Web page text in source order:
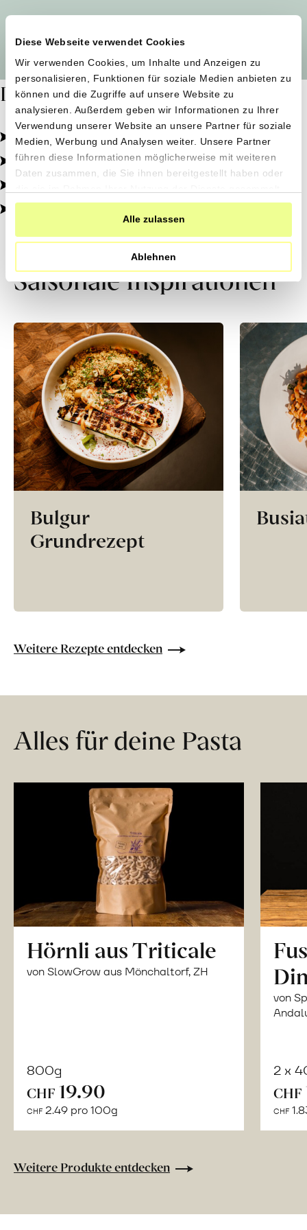
Diese Webseite verwendet Cookies
Wir verwenden Cookies, um Inhalte und Anzeigen zu
personalisieren, Funktionen für soziale Medien anbieten zu
können und die Zugriffe auf unsere Website zu
analysieren. Außerdem geben wir Informationen zu Ihrer
Verwendung unserer Website an unsere Partner für soziale
Medien, Werbung und Analysen weiter. Unsere Partner
führen diese Informationen möglicherweise mit weiteren
Daten zusammen, die Sie ihnen bereitgestellt haben oder
haben.
Alle zulassen
Ablehnen
Dafür stehen wir
Pestizidfrei angebaut, schonend verarbeitet.
Natürliche Zutaten, echter Geschmack.
Von kleinen Höfen, direkt zu dir.
100% transparent, 0% Zusatzstoffe.
Saisonale Inspirationen
Bulgur
Grundrezept
Weitere Rezepte entdecken
Alles für deine Pasta
Hörnli aus Triticale
von SlowGrow aus Mönchaltorf, ZH
800g
CHF 19.90
CHF 2.49 pro 100g
von
2 x
CHF
CHF
Weitere Produkte entdecken